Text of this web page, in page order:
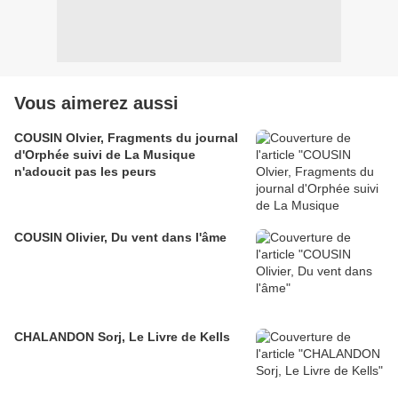
Vous aimerez aussi
COUSIN Olvier, Fragments du journal
d'Orphée suivi de La Musique
n'adoucit pas les peurs
COUSIN Olivier, Du vent dans l'âme
CHALANDON Sorj, Le Livre de Kells